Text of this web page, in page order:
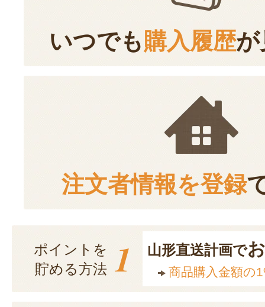
いつでも購入履歴が
注文者情報を登録
ポイントを
貯める方法 1 山形直送計画で
商品購入金額の